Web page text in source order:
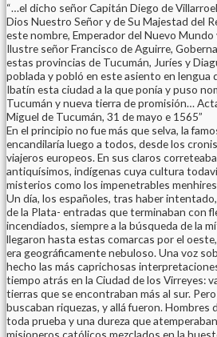
“…el dicho señor Capitán Diego de
Dios Nuestro Señor y de Su Majestad del
este nombre, Emperador del Nuevo Mundo
Ilustre señor Francisco de Aguirre,
estas provincias de Tucumán, Juríes y
poblada y pobló en este asiento en lengua
Ibatín esta ciudad a la que ponía y puso
Tucumán y nueva tierra de promisión…
Miguel de Tucumán, 31 de mayo e 1565”
En el principio no fue más que selva, la
encandilaría luego a todos, desde los
viajeros europeos. En sus claros
antiquísimos, indígenas cuya cultura
misterios como los impenetrables menhires
Un día, los españoles, tras haber
de la Plata- entradas que terminaban con
incendiados, siempre a la búsqueda de la
llegaron hasta estas comarcas por el
era geográficamente nebuloso. Una voz
hecho las más caprichosas
tiempo atrás en la Ciudad de los Virreyes:
tierras que se encontraban más al sur.
buscaban riquezas, y allá fueron. Hombres
toda prueba y una dureza que
misioneros católicos mezclados en la